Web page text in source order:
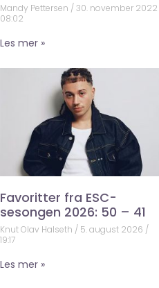
Mandy Pettersen
30. november 2022
08:02
Les mer »
Favoritter fra ESC-
sesongen 2026: 50 – 41
Knut Olav Halseth
5. august 2026
19:17
Les mer »